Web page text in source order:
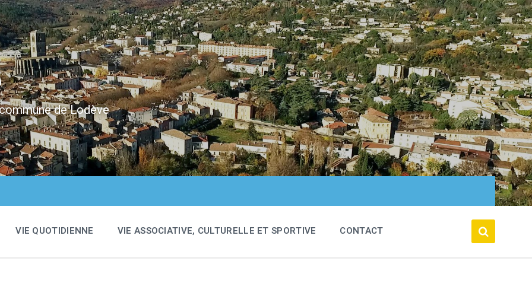
de Lodève
VIE QUOTIDIENNE VIE ASSOCIATIVE, CULTURELLE ET SPORTIVE CONTACT